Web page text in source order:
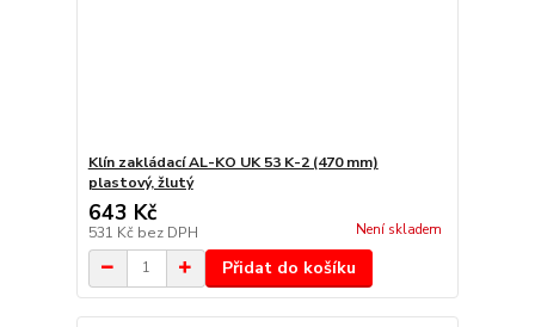
Klín zakládací AL-KO UK 53 K-2 (470 mm)
plastový, žlutý
643 Kč
531 Kč bez DPH Není skladem
Přidat do košíku